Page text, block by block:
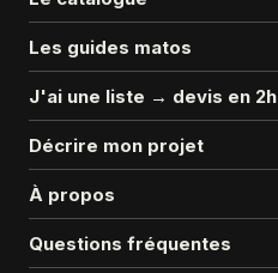
Les guides matos
J'ai une liste → devis en 2h
Décrire mon projet
À propos
Questions fréquentes